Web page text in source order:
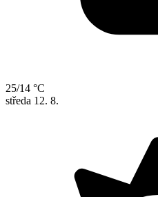
25/14 °C
středa 12. 8.